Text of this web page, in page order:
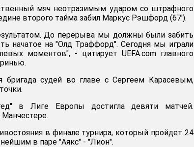
мяч неотразимым ударом со штрафного
второго тайма забил Маркус Рэшфорд (67').
До перерыва мы должны были забить
начатое на "Олд Траффорд". Сегодня мы играли
моментов", - цитирует UEFA.com главного
бригада судей во главе с Сергеем Карасевым,
в Лиге Европы достигла девяти матчей.
в финале турнира, который пройдет 24
в паре "Аякс" - "Лион".